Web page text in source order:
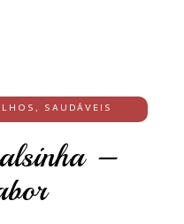
, SAUDÁVEIS
–